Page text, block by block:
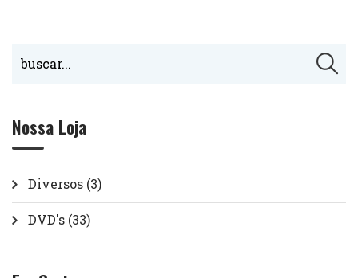
Nossa Loja
Diversos (3)
DVD's (33)